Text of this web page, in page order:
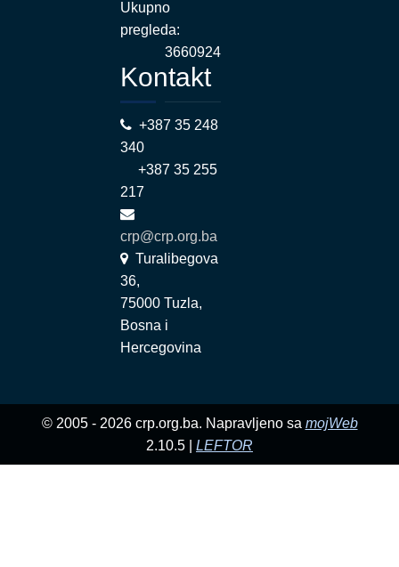
Ukupno
pregleda:
3660924
Kontakt
+387 35 248
340
+387 35 255
217
crp@crp.org.ba
Turalibegova
36,
75000 Tuzla,
Bosna i
Hercegovina
© 2005 - 2026 crp.org.ba. Napravljeno sa mojWeb
2.10.5 | LEFTOR